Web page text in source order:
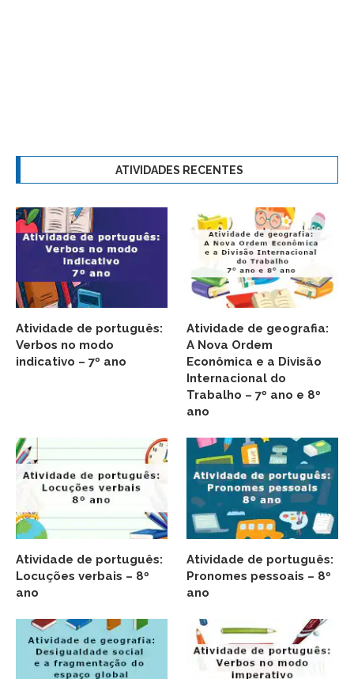
ATIVIDADES RECENTES
Atividade de português:
Verbos no modo
indicativo – 7º ano
Atividade de geografia:
A Nova Ordem
Econômica e a Divisão
Internacional do
Trabalho – 7º ano e 8º
ano
Atividade de português:
Locuções verbais – 8º
ano
Atividade de português:
Pronomes pessoais – 8º
ano